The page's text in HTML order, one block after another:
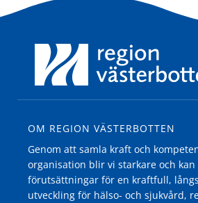
OM REGION VÄSTERBOTTEN
Genom att samla kraft och
organisation blir vi starkare och
förutsättningar för en kraftfull,
utveckling för hälso- och sjukvård,